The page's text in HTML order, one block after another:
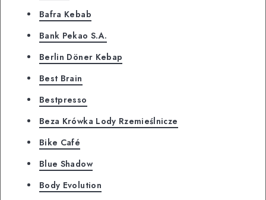
Bafra Kebab
Bank Pekao S.A.
Berlin Döner Kebap
Best Brain
Bestpresso
Beza Krówka Lody Rzemieślnicze
Bike Café
Blue Shadow
Body Evolution